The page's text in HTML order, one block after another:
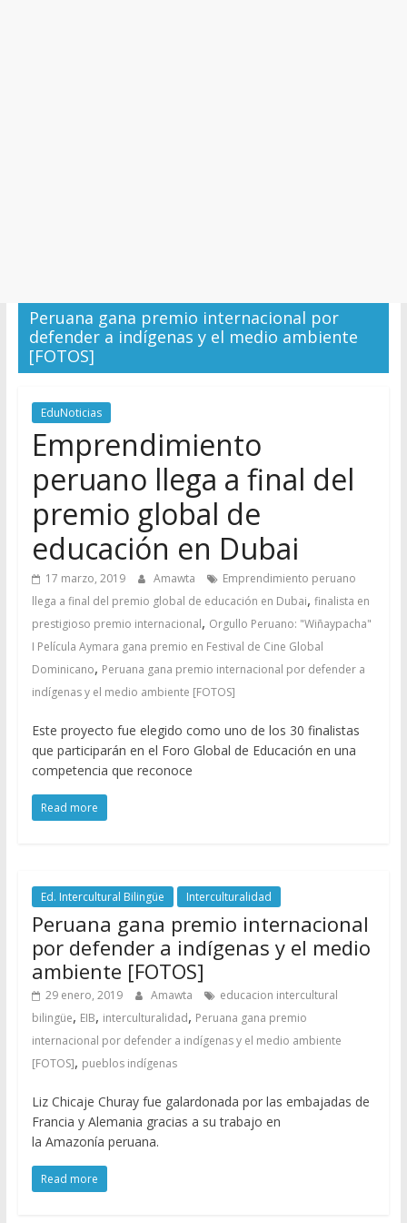
Peruana gana premio internacional por
defender a indígenas y el medio ambiente
[FOTOS]
EduNoticias
Emprendimiento
peruano llega a final del
premio global de
educación en Dubai
17 marzo, 2019 Amawta
Emprendimiento peruano
llega a final del premio global de educación en Dubai, finalista en
prestigioso premio internacional, Orgullo Peruano: "Wiñaypacha"
I Película Aymara gana premio en Festival de Cine Global
Dominicano, Peruana gana premio internacional por defender a
indígenas y el medio ambiente [FOTOS]
Este proyecto fue elegido como uno de los 30 finalistas
que participarán en el Foro Global de Educación en una
competencia que reconoce
Read more
Ed. Intercultural Bilingüe Interculturalidad
Peruana gana premio internacional
por defender a indígenas y el medio
ambiente [FOTOS]
29 enero, 2019 Amawta
educacion intercultural
bilingüe, EIB, interculturalidad, Peruana gana premio
internacional por defender a indígenas y el medio ambiente
[FOTOS], pueblos indígenas
Liz Chicaje Churay fue galardonada por las embajadas de
Francia y Alemania gracias a su trabajo en
la Amazonía peruana.
Read more